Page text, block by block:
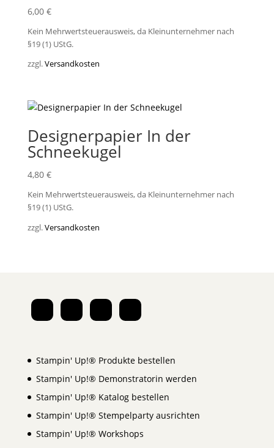
6,00 €
Kein Mehrwertsteuerausweis, da Kleinunternehmer nach
§19 (1) UStG.
zzgl.Versandkosten
Designerpapier In der
Schneekugel
4,80 €
Kein Mehrwertsteuerausweis, da Kleinunternehmer nach
§19 (1) UStG.
zzgl.Versandkosten
Stampin' Up!® Produkte bestellen
Stampin' Up!® Demonstratorin werden
Stampin' Up!® Katalog bestellen
Stampin' Up!® Stempelparty ausrichten
Stampin' Up!® Workshops